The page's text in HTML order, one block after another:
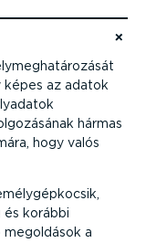
képes az adatok
hármas
hogy valós
és korábbi
a